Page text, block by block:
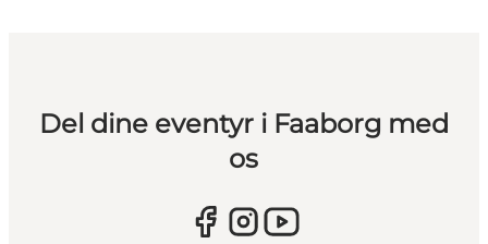
Del dine eventyr i Faaborg med
os